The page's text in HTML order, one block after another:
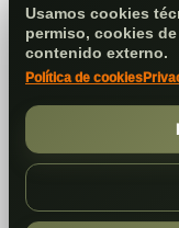
Usamos cookies
permiso, cookies
contenido externo.
Política de cookies
PROTECCIÓN DE
FORMAS DE PAGO